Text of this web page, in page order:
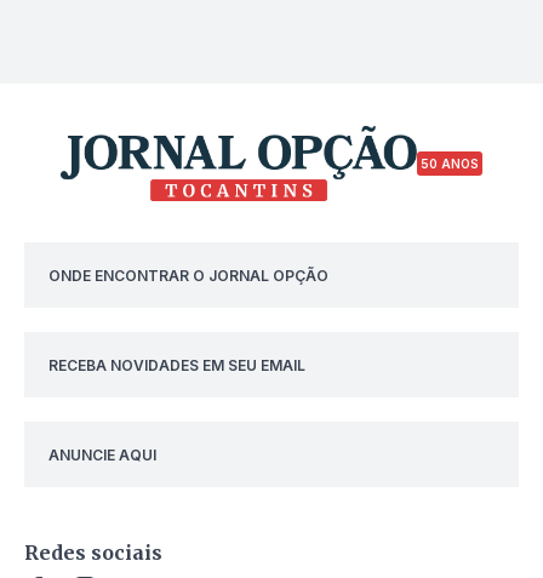
50 ANOS
ONDE ENCONTRAR O JORNAL OPÇÃO
RECEBA NOVIDADES EM SEU EMAIL
ANUNCIE AQUI
Redes sociais